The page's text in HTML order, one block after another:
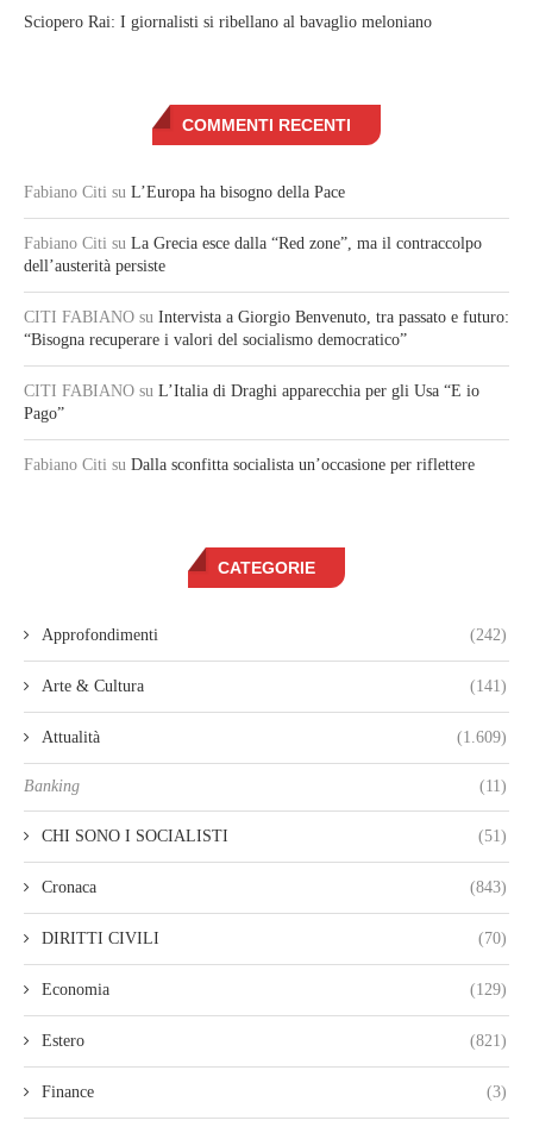
Sciopero Rai: I giornalisti si ribellano al bavaglio meloniano
COMMENTI RECENTI
Fabiano Citi su L’Europa ha bisogno della Pace
Fabiano Citi su La Grecia esce dalla “Red zone”, ma il contraccolpo
dell’austerità persiste
CITI FABIANO su Intervista a Giorgio Benvenuto, tra passato e futuro:
“Bisogna recuperare i valori del socialismo democratico”
CITI FABIANO su L’Italia di Draghi apparecchia per gli Usa “E io
Pago”
Fabiano Citi su Dalla sconfitta socialista un’occasione per riflettere
CATEGORIE
Approfondimenti (242)
Arte & Cultura (141)
Attualità (1.609)
Banking (11)
CHI SONO I SOCIALISTI (51)
Cronaca (843)
DIRITTI CIVILI (70)
Economia (129)
Estero (821)
Finance (3)